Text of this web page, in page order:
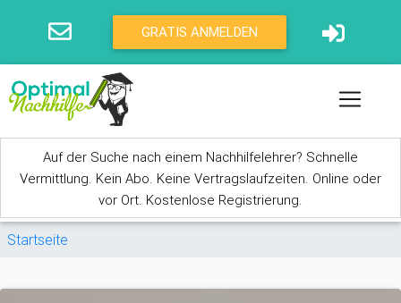
GRATIS ANMELDEN
Auf der Suche nach einem Nachhilfelehrer? Schnelle
Vermittlung. Kein Abo. Keine Vertragslaufzeiten. Online oder
vor Ort. Kostenlose Registrierung.
Sie sind hier
Startseite